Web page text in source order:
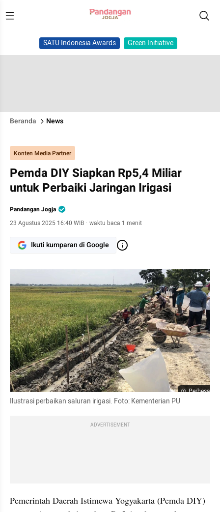
SATU Indonesia Awards Green Initiative
Beranda News
Konten Media Partner
Pemda DIY Siapkan Rp5,4 Miliar
untuk Perbaiki Jaringan Irigasi
Pandangan Jogja
23 Agustus 2025 16:40 WIB · waktu baca 1 menit
Ikuti kumparan di Google
Perbesar
Ilustrasi perbaikan saluran irigasi. Foto: Kementerian PU
ADVERTISEMENT
Pemerintah Daerah Istimewa Yogyakarta (Pemda DIY)